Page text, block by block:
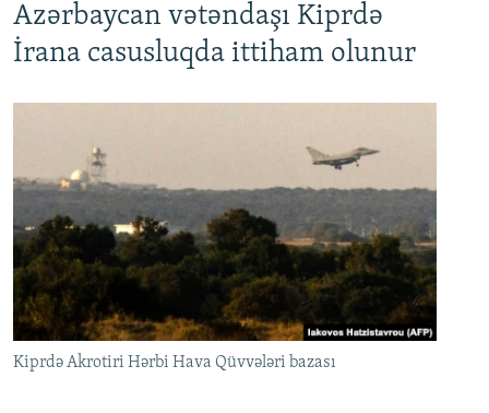
Azərbaycan vətəndaşı Kiprdə
İrana casusluqda ittiham olunur
Kiprdə Akrotiri Hərbi Hava Qüvvələri bazası